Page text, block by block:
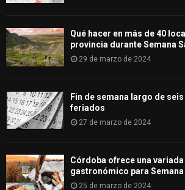
Qué hacer en más de 40
provincia durante Semana
29 de marzo de 2024
Fin de semana largo de
feriados
27 de marzo de 2024
Córdoba ofrece una
gastronómico para Semana
25 de marzo de 2024